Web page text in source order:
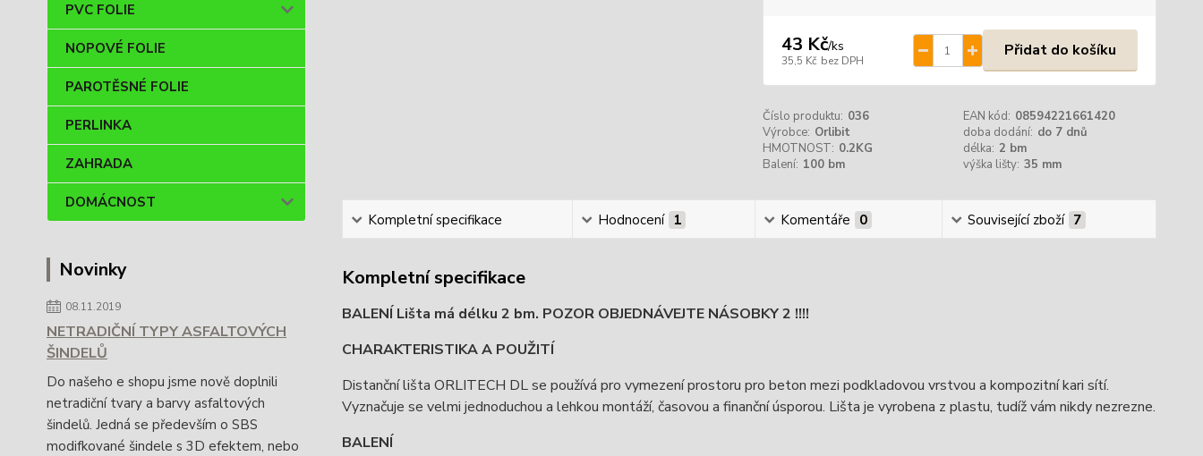
PVC FOLIE
NOPOVÉ FOLIE
PAROTĚSNÉ FOLIE
PERLINKA
ZAHRADA
DOMÁCNOST
Novinky
08.11.2019
NETRADIČNÍ TYPY ASFALTOVÝCH
ŠINDELŮ
Do našeho e shopu jsme nově doplnili
netradiční tvary a barvy asfaltových
šindelů. Jedná se především o SBS
modifkované šindele s 3D efektem, nebo
43 Kč/ks
35,5 Kč bez DPH
Přidat do košíku
Číslo produktu: 036 EAN kód: 08594221661420
Výrobce: Orlibit doba dodání: do 7 dnů
HMOTNOST: 0.2KG délka: 2 bm
Balení: 100 bm výška lišty: 35 mm
Kompletní specifikace Hodnocení 1 Komentáře 0 Související zboží 7
Kompletní specifikace
BALENÍ Lišta má délku 2 bm. POZOR OBJEDNÁVEJTE NÁSOBKY 2 !!!!
CHARAKTERISTIKA A POUŽITÍ
Distanční lišta ORLITECH DL se používá pro vymezení prostoru pro beton mezi podkladovou vrstvou a kompozitní kari sítí.
Vyznačuje se velmi jednoduchou a lehkou montáží, časovou a finanční úsporou. Lišta je vyrobena z plastu, tudíž vám nikdy nezrezne.
BALENÍ